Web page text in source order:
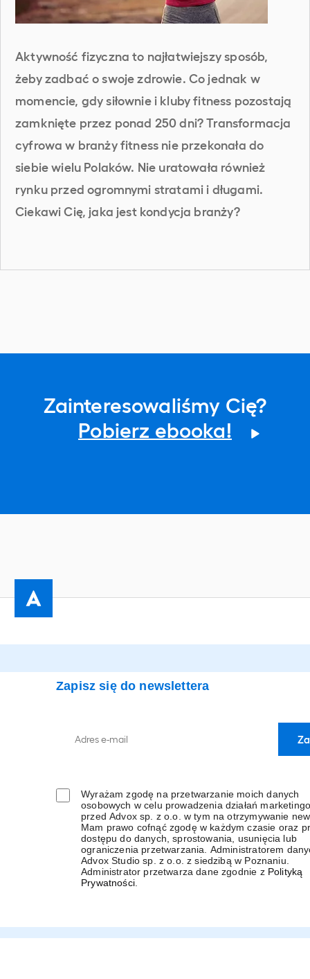
Aktywność fizyczna to najłatwiejszy sposób,
żeby zadbać o swoje zdrowie. Co jednak w
momencie, gdy siłownie i kluby fitness pozostają
zamknięte przez ponad 250 dni? Transformacja
cyfrowa w branży fitness nie przekonała do
siebie wielu Polaków. Nie uratowała również
rynku przed ogromnymi stratami i długami.
Ciekawi Cię, jaka jest kondycja branży?
Zainteresowaliśmy Cię?
Pobierz ebooka!
Zapisz się do newslettera
Wyrażam zgodę na przetwarzanie moich danych
osobowych w celu prowadzenia działań
przed Advox sp. z o.o. w tym na otrzymywanie
Mam prawo cofnąć zgodę w każdym czasie oraz
dostępu do danych, sprostowania, usunięcia lub
ograniczenia przetwarzania. Administratorem
Advox Studio sp. z o.o. z siedzibą w Poznaniu.
Administrator przetwarza dane zgodnie z Polityką
Prywatności.